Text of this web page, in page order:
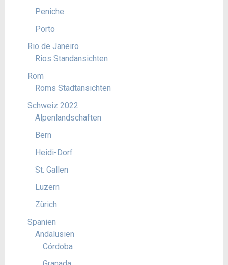
Peniche
Porto
Rio de Janeiro
Rios Standansichten
Rom
Roms Stadtansichten
Schweiz 2022
Alpenlandschaften
Bern
Heidi-Dorf
St. Gallen
Luzern
Zürich
Spanien
Andalusien
Córdoba